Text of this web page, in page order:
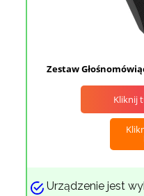
Zestaw
Kliknij
Urządzenie jest